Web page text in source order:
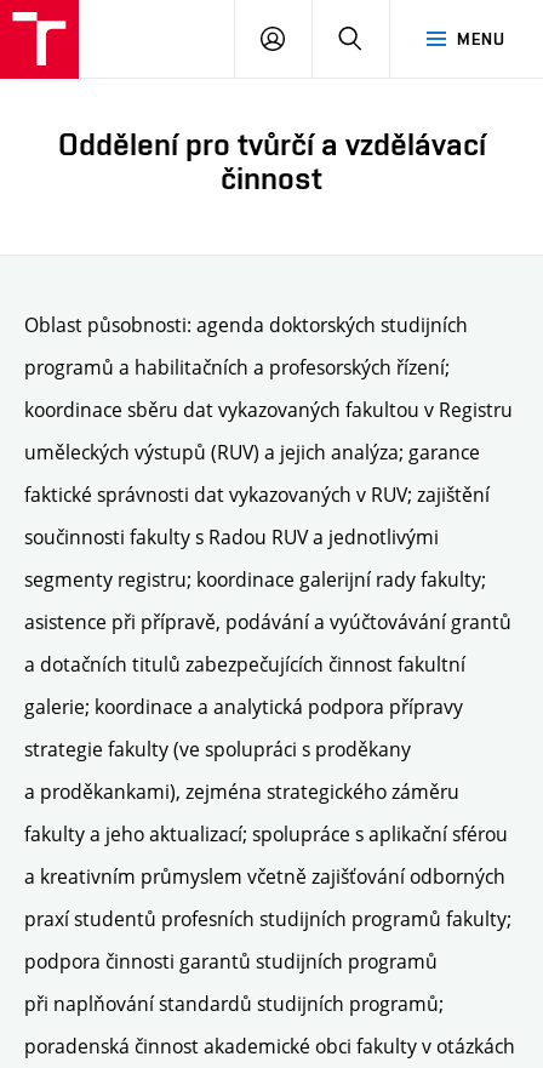
MENU
PŘIHLÁSIT
Oddělení pro tvůrčí a vzdělávací
činnost
Oblast působnosti: agenda doktorských studijních
programů a habilitačních a profesorských řízení;
koordinace sběru dat vykazovaných fakultou v Registru
uměleckých výstupů (RUV) a jejich analýza; garance
faktické správnosti dat vykazovaných v RUV; zajištění
součinnosti fakulty s Radou RUV a jednotlivými
segmenty registru; koordinace galerijní rady fakulty;
asistence při přípravě, podávání a vyúčtovávání grantů
a dotačních titulů zabezpečujících činnost fakultní
galerie; koordinace a analytická podpora přípravy
strategie fakulty (ve spolupráci s proděkany
a proděkankami), zejména strategického záměru
fakulty a jeho aktualizací; spolupráce s aplikační sférou
a kreativním průmyslem včetně zajišťování odborných
praxí studentů profesních studijních programů fakulty;
podpora činnosti garantů studijních programů
při naplňování standardů studijních programů;
poradenská činnost akademické obci fakulty v otázkách